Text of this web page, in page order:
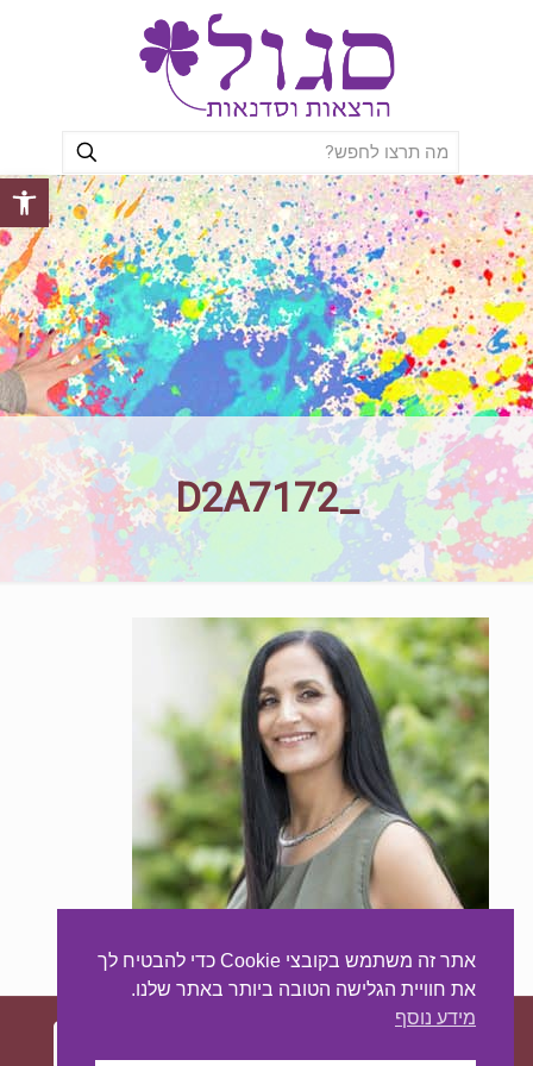
פתח
_D2A7172
אתר זה משתמש בקובצי Cookie כדי להבטיח לך
את חוויית הגלישה הטובה ביותר באתר שלנו.
מידע נוסף